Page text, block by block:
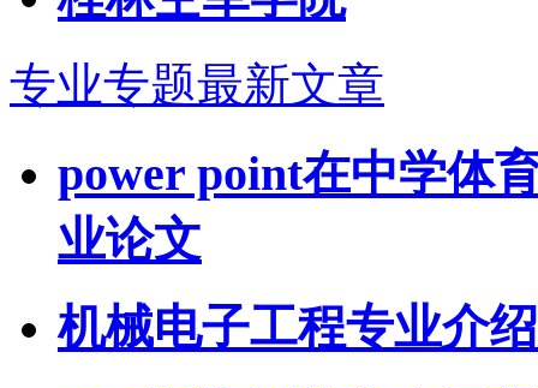
专业专题最新文章
power point在中学体
业论文
机械电子工程专业介